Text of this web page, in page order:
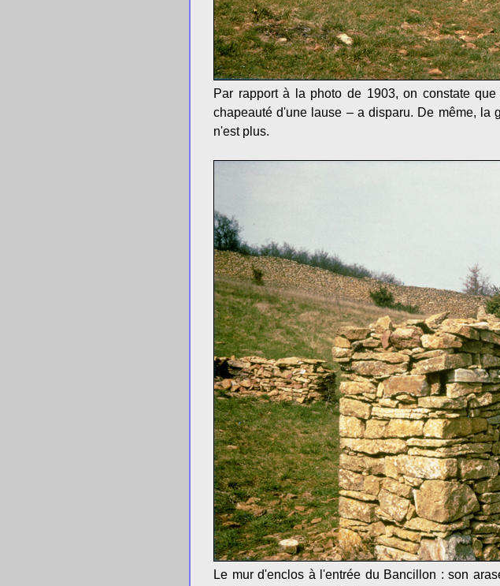
Par rapport à la photo de 1903, on constate
chapeauté d'une lause – a disparu. De même, la
n'est plus.
Le mur d'enclos à l'entrée du Bancillon : son